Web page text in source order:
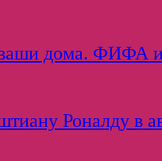
дома. ФИФА и
Роналду в